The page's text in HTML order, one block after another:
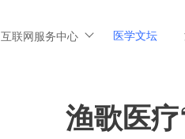
互联网服务中心 医学文坛
渔歌医